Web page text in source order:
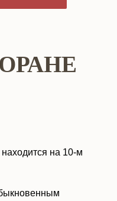
на 10-м